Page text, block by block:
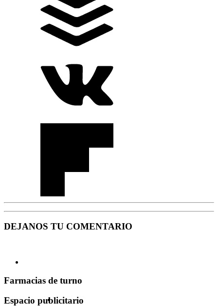
DEJANOS TU COMENTARIO
Farmacias de turno
Espacio publicitario